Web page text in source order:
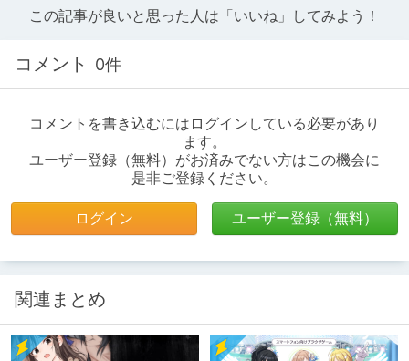
この記事が良いと思った人は「いいね」してみよう！
コメント 0件
コメントを書き込むにはログインしている必要があり
ます。
ユーザー登録（無料）がお済みでない方はこの機会に
是非ご登録ください。
ログイン ユーザー登録（無料）
関連まとめ